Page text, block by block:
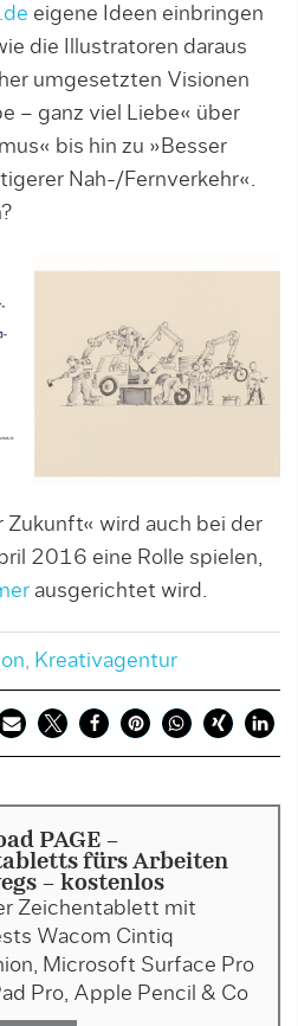
eigene Ideen einbringen
die Illustratoren daraus
umgesetzten Visionen
– ganz viel Liebe« über
bis hin zu »Besser
Nah-/Fernverkehr«.
Zukunft« wird auch bei der
2016 eine Rolle spielen,
ausgerichtet wird.
, Kreativagentur
PAGE -
fürs Arbeiten
- kostenlos
Zeichentablett mit
Wacom Cintiq
Microsoft Surface Pro
Pro, Apple Pencil & Co